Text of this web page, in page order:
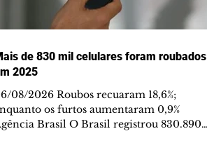
de 830 mil celulares foram roubados
2025
08/2026 Roubos recuaram 18,6%;
os furtos aumentaram 0,9%
Brasil O Brasil registrou 830.890